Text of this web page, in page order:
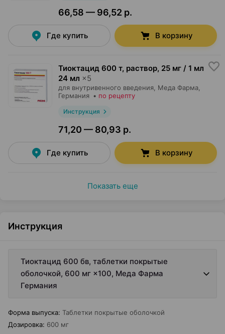
66,58 — 96,52 р.
Где купить В корзину
Тиоктацид 600 т, раствор, 25 мг / 1 мл
24 мл ×5
для внутривенного введения, Меда Фарма
Германия • по рецепту
Инструкция
71,20 — 80,93 р.
Где купить В корзину
Показать еще
Инструкция
Тиоктацид 600 бв, таблетки покрытые
оболочкой, 600 мг ×100, Меда Фарма
Германия
Форма выпуска: Таблетки покрытые оболочкой
Дозировка: 600 мг